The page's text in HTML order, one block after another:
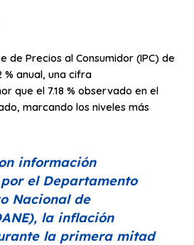
de Precios al Consumidor (IPC) de
% anual, una cifra
que el 7.18 % observado en el
marcando los niveles más
información
el Departamento
Nacional de
la inflación
la primera mitad